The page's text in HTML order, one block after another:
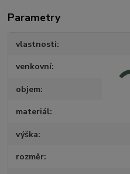
Parametry
vlastnosti
venkovní
objem
materiál
výška
rozměr